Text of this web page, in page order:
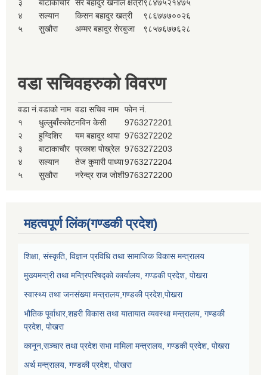
३
बाटाकाचौर सेर बहादुर खनाल क्षेत्री९८४७५२१४७५
४
सल्यान किसन बहादुर खत्री
९८६७७७००२६
५
सुखौरा अम्मर बहादुर सेरबुजा ९८५७६७७६२८
वडा सचिवहरुको विवरण
वडा नं. वडाको नाम वडा सचिव नाम
फोन नं.
१
धुल्लुबाँस्कोटनविन केसी
9763272201
२
हुग्दिशिर यम बहादुर थापा 9763272202
३
बाटाकाचौर प्रकाश पोख्रेल 9763272203
४
सल्यान तेज कुमारी पाध्या9763272204
५
सुखौरा नरेन्द्र राज जोशी9763272200
महत्वपूर्ण लिंक(गण्डकी प्रदेश)
शिक्षा, संस्कृति, विज्ञान प्रविधि तथा सामाजिक विकास मन्त्रालय
मुख्यमन्त्री तथा मन्त्रिपरिषद्को कार्यालय, गण्डकी प्रदेश, पोखरा
स्वास्थ्य तथा जनसंख्या मन्त्रालय,गण्डकी प्रदेश,पोखरा
भौतिक पूर्वाधार,शहरी विकास तथा यातायात व्यवस्था मन्त्रालय, गण्डकी
प्रदेश, पोखरा
कानून,सञ्चार तथा प्रदेश सभा मामिला मन्त्रालय, गण्डकी प्रदेश, पोखरा
अर्थ मन्त्रालय, गण्डकी प्रदेश, पोखरा